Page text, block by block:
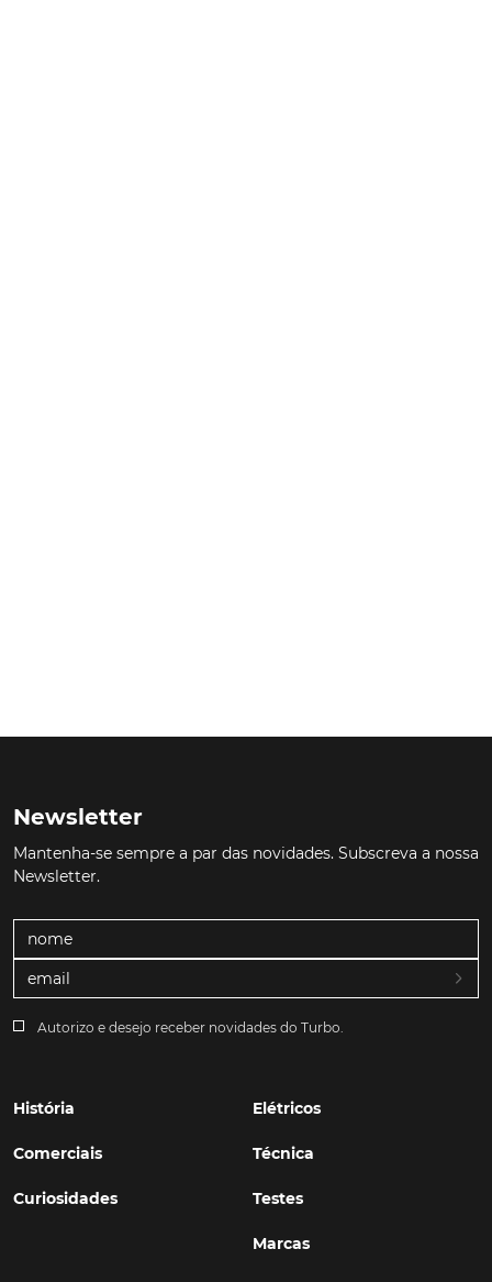
Newsletter
Mantenha-se sempre a par das novidades. Subscreva a nossa
Newsletter.
Autorizo e desejo receber novidades do Turbo.
História
Comerciais
Curiosidades
Elétricos
Técnica
Testes
Marcas